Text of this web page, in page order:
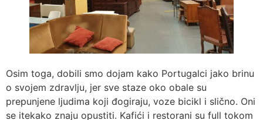
Osim toga, dobili smo dojam kako Portugalci jako brinu
o svojem zdravlju, jer sve staze oko obale su
prepunjene ljudima koji đogiraju, voze bicikl i slično. Oni
se itekako znaju opustiti. Kafići i restorani su full tokom